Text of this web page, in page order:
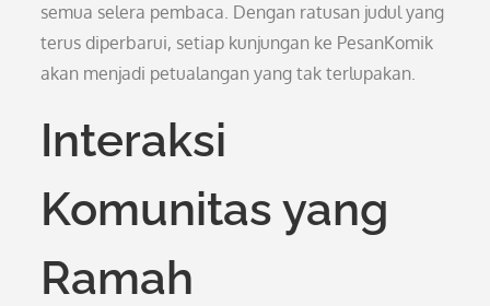
semua selera pembaca. Dengan ratusan judul yang
terus diperbarui, setiap kunjungan ke PesanKomik
akan menjadi petualangan yang tak terlupakan.
Interaksi
Komunitas yang
Ramah